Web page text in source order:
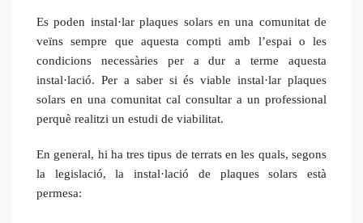
Es poden instal·lar plaques solars en una comunitat de
veïns sempre que aquesta compti amb l’espai o les
condicions necessàries per a dur a terme aquesta
instal·lació. Per a saber si és viable instal·lar plaques
solars en una comunitat cal consultar a un professional
perquè realitzi un estudi de viabilitat.
En general, hi ha tres tipus de terrats en les quals, segons
la legislació, la instal·lació de plaques solars està
permesa: